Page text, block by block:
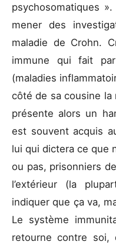
psychosomatiques
mener des
maladie de Crohn.
immune qui fait
(maladies
côté de sa cousine la
présente alors un
est souvent acquis
lui qui dictera ce que
ou pas, prisonniers
l’extérieur (la
indiquer que ça va,
Le système
retourne contre soi,